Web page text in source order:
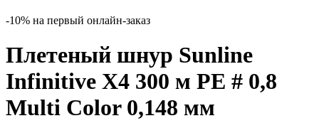
-10% на первый онлайн-заказ
Плетеный шнур Sunline
Infinitive X4 300 м PE # 0,8
Multi Color 0,148 мм